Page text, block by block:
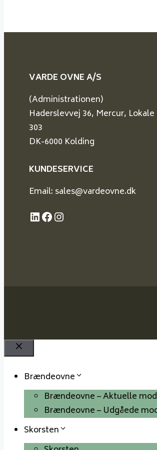
VARDE OVNE A/S
(Administrationen)
Haderslevvej 36, Mercur, Lokale
303
DK-6000 Kolding
KUNDESERVICE
Email: sales@vardeovne.dk
LinkedIn
Facebook
Instagram
Luk
Brændeovne
Brændeovne – Aktuelle
Brændeovne – Udgåede
Skorsten